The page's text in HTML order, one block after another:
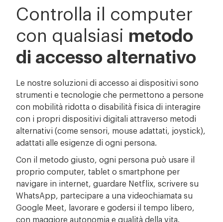
Controlla il computer
con qualsiasi metodo
di accesso alternativo
Le nostre soluzioni di accesso ai dispositivi sono
strumenti e tecnologie che permettono a persone
con mobilità ridotta o disabilità fisica di interagire
con i propri dispositivi digitali attraverso metodi
alternativi (come sensori, mouse adattati, joystick),
adattati alle esigenze di ogni persona.
Con il metodo giusto, ogni persona può usare il
proprio computer, tablet o smartphone per
navigare in internet, guardare Netflix, scrivere su
WhatsApp, partecipare a una videochiamata su
Google Meet, lavorare e godersi il tempo libero,
con maggiore autonomia e qualità della vita.